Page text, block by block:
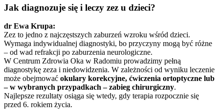
Jak diagnozuje się i leczy zez u dzieci?
dr Ewa Krupa:
Zez to jedno z najczęstszych zaburzeń wzroku wśród dzieci.
Wymaga indywidualnej diagnostyki, bo przyczyny mogą być różne
– od wad refrakcji po zaburzenia neurologiczne.
W Centrum Zdrowia Oka w Radomiu prowadzimy pełną
diagnostykę zeza i niedowidzenia. W zależności od wyniku leczenie
może obejmować okulary korekcyjne, ćwiczenia ortoptyczne lub
– w wybranych przypadkach – zabieg chirurgiczny.
Najlepsze rezultaty osiąga się wtedy, gdy terapia rozpocznie się
przed 6. rokiem życia.